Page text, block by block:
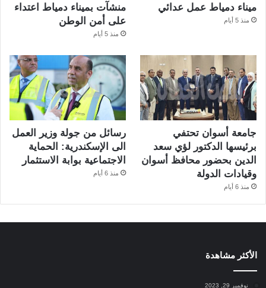
ميناء دمياط عمل عدائي
منذ 5 أيام
منشآت بميناء دمياط اعتداء
على أمن الوطن
منذ 5 أيام
جامعة أسوان تحتفي
برئيسها الدكتور لؤي سعد
الدين بحضور محافظ أسوان
وقيادات الدولة
منذ 6 أيام
رسائل من جولة وزير العمل
الى الإسكندرية: الحماية
الاجتماعية بوابة الاستثمار
منذ 6 أيام
الأكثر مشاهدة
نوفمبر 29, 2023